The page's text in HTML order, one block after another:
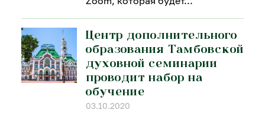
Центр дополнительного
образования Тамбовской
духовной семинарии
проводит набор на
обучение
03.10.2020